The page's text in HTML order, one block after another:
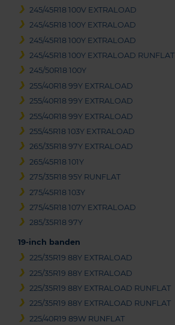
245/45R18 100V EXTRALOAD
245/45R18 100Y EXTRALOAD
245/45R18 100Y EXTRALOAD
245/45R18 100Y EXTRALOAD RUNFLAT
245/50R18 100Y
255/40R18 99Y EXTRALOAD
255/40R18 99Y EXTRALOAD
255/40R18 99Y EXTRALOAD
255/45R18 103Y EXTRALOAD
265/35R18 97Y EXTRALOAD
265/45R18 101Y
275/35R18 95Y RUNFLAT
275/45R18 103Y
275/45R18 107Y EXTRALOAD
285/35R18 97Y
19-inch banden
225/35R19 88Y EXTRALOAD
225/35R19 88Y EXTRALOAD
225/35R19 88Y EXTRALOAD RUNFLAT
225/35R19 88Y EXTRALOAD RUNFLAT
225/40R19 89W RUNFLAT